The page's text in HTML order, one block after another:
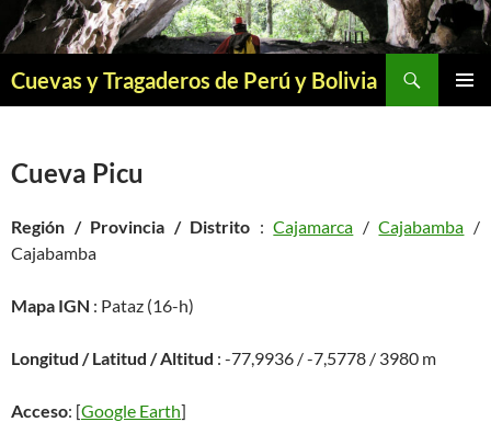
Saltar
al
Cuevas y Tragaderos de Perú y Bolivia
Cueva Picu
Región / Provincia / Distrito :Cajamarca /Cajabamba /
Cajabamba
Mapa IGN : Pataz (16-h)
Longitud / Latitud / Altitud : -77,9936 / -7,5778 / 3980 m
Acceso: [Google Earth]